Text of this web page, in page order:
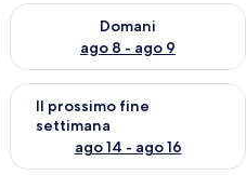
sera, ago 7 - ago 8
Domani
ago 8 - ago 9
Verifica la disponibilità per
fine settimana, ago 7 - ago
Il prossimo fine
settimana
ago 14 - ago 16
Verifica la disponibilità per il